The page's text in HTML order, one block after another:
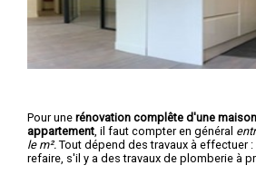
Pour une rénovation complête d'une
appartement , il faut compter en général
le m². Tout dépend des travaux à effectuer
refaire, s'il y a des travaux de plomberie à